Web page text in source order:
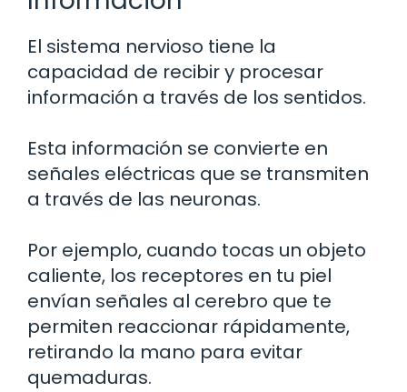
El sistema nervioso tiene la
capacidad de recibir y procesar
información a través de los sentidos.
Esta información se convierte en
señales eléctricas que se transmiten
a través de las neuronas.
Por ejemplo, cuando tocas un objeto
caliente, los receptores en tu piel
envían señales al cerebro que te
permiten reaccionar rápidamente,
retirando la mano para evitar
quemaduras.